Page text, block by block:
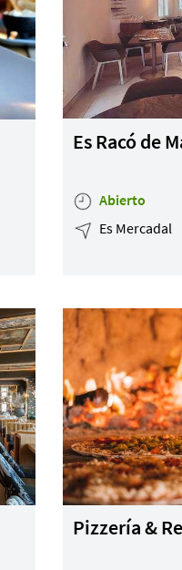
Es Racó de
Abierto
Es Mercadal
Pizzería &